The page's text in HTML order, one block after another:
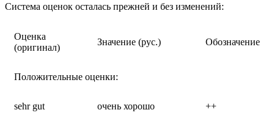
Cистема оценок осталась прежней и без изменений:
Оценка
(оригинал)
Значение (рус.) Обозначение
Положительные оценки:
sehr gut очень хорошо ++